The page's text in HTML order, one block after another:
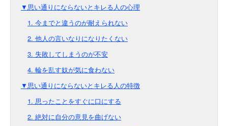
▼思い通りにならないとキレる人の心理
1. 今までと違うのが耐えられない
2. 他人の言いなりになりたくない
3. 失敗してしまうのが不安
4. 輪を乱す奴が気に食わない
▼思い通りにならないとキレる人の特徴
1. 思ったことをすぐに口にする
2. 絶対に自分の意見を曲げない